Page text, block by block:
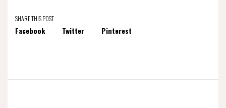
SHARE THIS POST
Facebook Twitter Pinterest